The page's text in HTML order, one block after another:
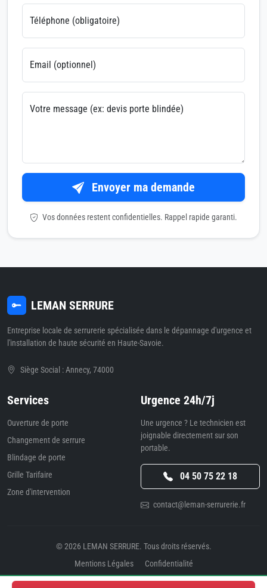
Téléphone (obligatoire)
Email (optionnel)
Votre message (ex: devis porte blindée)
Envoyer ma demande
Vos données restent confidentielles. Rappel rapide garanti.
LEMAN SERRURE
Entreprise locale de serrurerie spécialisée dans le dépannage d'urgence et
l'installation de haute sécurité en Haute-Savoie.
Siège Social : Annecy, 74000
Services
Ouverture de porte
Changement de serrure
Blindage de porte
Grille Tarifaire
Zone d'intervention
Urgence 24h/7j
Une urgence ? Le technicien est
joignable directement sur son
portable.
04 50 75 22 18
contact@leman-serrurerie.fr
© 2026 LEMAN SERRURE. Tous droits réservés.
Mentions Légales
Confidentialité